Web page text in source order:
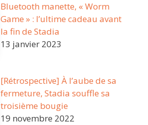
Bluetooth manette, « Worm
Game » : l’ultime cadeau avant
la fin de Stadia
13 janvier 2023
[Rétrospective] À l’aube de sa
fermeture, Stadia souffle sa
troisième bougie
19 novembre 2022